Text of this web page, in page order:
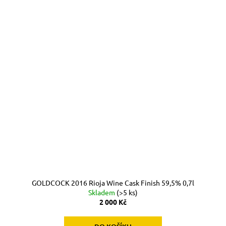
GOLDCOCK 2016 Rioja Wine Cask Finish 59,5% 0,7l
Skladem (>5 ks)
2 000 Kč